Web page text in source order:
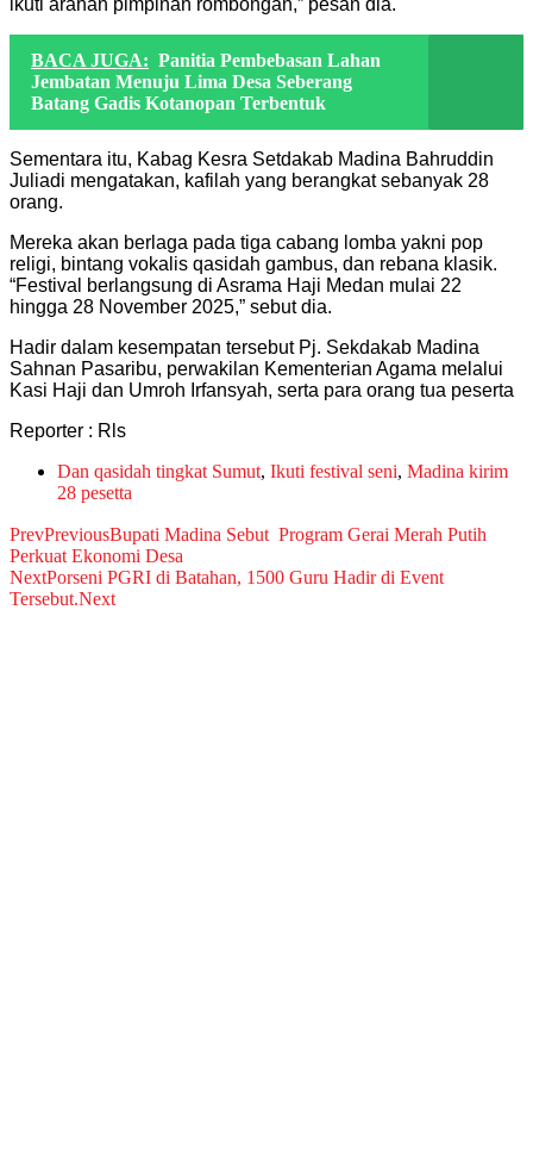
BACA JUGA: Panitia Pembebasan Lahan
Jembatan Menuju Lima Desa Seberang
Batang Gadis Kotanopan Terbentuk
Sementara itu, Kabag Kesra Setdakab Madina Bahruddin
Juliadi mengatakan, kafilah yang berangkat sebanyak 28
orang.
Mereka akan berlaga pada tiga cabang lomba yakni pop
religi, bintang vokalis qasidah gambus, dan rebana klasik.
“Festival berlangsung di Asrama Haji Medan mulai 22
hingga 28 November 2025,” sebut dia.
Hadir dalam kesempatan tersebut Pj. Sekdakab Madina
Sahnan Pasaribu, perwakilan Kementerian Agama melalui
Kasi Haji dan Umroh Irfansyah, serta para orang tua peserta
Reporter : Rls
Dan qasidah tingkat Sumut, Ikuti festival seni, Madina kirim
28 pesetta
PrevPreviousBupati Madina Sebut Program Gerai Merah Putih
Perkuat Ekonomi Desa
NextPorseni PGRI di Batahan, 1500 Guru Hadir di Event
Tersebut.Next